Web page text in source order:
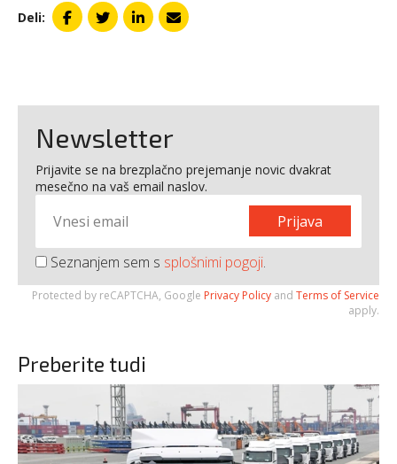
Deli:
Newsletter
Prijavite se na brezplačno prejemanje novic dvakrat
mesečno na vaš email naslov.
Prijava
Seznanjem sem s splošnimi pogoji.
Protected by reCAPTCHA, Google Privacy Policy and Terms of Service
apply.
Preberite tudi